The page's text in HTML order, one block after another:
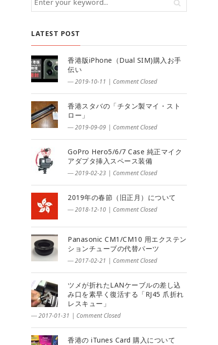
LATEST POST
香港版iPhone（Dual SIM)購入お手
伝い
― 2019-10-11 | Comment Closed
香港スタバの「チタン製マイ・スト
ロー」
― 2019-09-09 | Comment Closed
GoPro Hero5/6/7 Case 純正マイク
アダプタ挿入スペース装備
― 2019-02-23 | Comment Closed
2019年の春節（旧正月）について
― 2018-12-10 | Comment Closed
Panasonic CM1/CM10 用エクステン
ションチューブの代替パーツ
― 2017-02-21 | Comment Closed
ツメが折れたLANケーブルの差し込
み口を素早く復活する「RJ45 爪折れ
レスキュー」
― 2017-01-31 | Comment Closed
香港の iTunes Card 購入について